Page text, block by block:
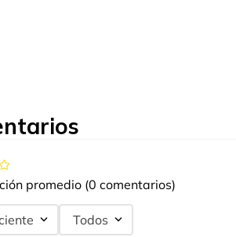
promedio (0 comentarios)
Todos